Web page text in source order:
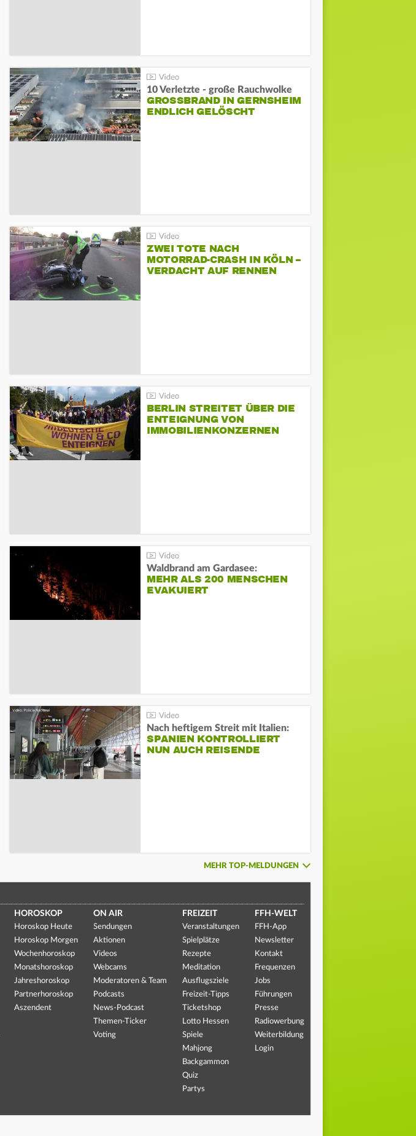
10 Verletzte - große Rauchwolke
GROSSBRAND IN GERNSHEIM E
NDLICH GELÖSCHT
ZWEI TOTE NACH
MOTORRAD-CRASH IN KÖLN –
VERDACHT AUF RENNEN
BERLIN STREITET ÜBER DIE
ENTEIGNUNG VON
IMMOBILIENKONZERNEN
Waldbrand am Gardasee:
MEHR ALS 200 MENSCHEN
EVAKUIERT
Nach heftigem Streit mit Italien:
SPANIEN KONTROLLIERT
NUN AUCH REISENDE
MEHR TOP-MELDUNGEN
HOROSKOP
Horoskop Heute
Horoskop Morgen
Wochenhoroskop
Monatshoroskop
Jahreshoroskop
Partnerhoroskop
Aszendent
ON AIR
Sendungen
Aktionen
Videos
Webcams
Moderatoren & Team
Podcasts
News-Podcast
Themen-Ticker
Voting
FREIZEIT
Veranstaltungen
Spielplätze
Rezepte
Meditation
Ausflugsziele
Freizeit-Tipps
Ticketshop
Lotto Hessen
Spiele
Mahjong
Backgammon
Quiz
Partys
FFH-WELT
FFH-App
Newsletter
Kontakt
Frequenzen
Jobs
Führungen
Presse
Radiowerbung
Weiterbildung
Login